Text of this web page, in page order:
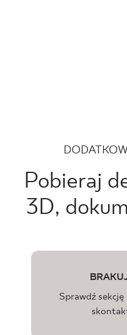
Pobieraj
3D,
Sprawdź